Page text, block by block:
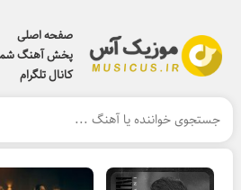
صفحه اصلی
پخش آهنگ
کانال تلگرام